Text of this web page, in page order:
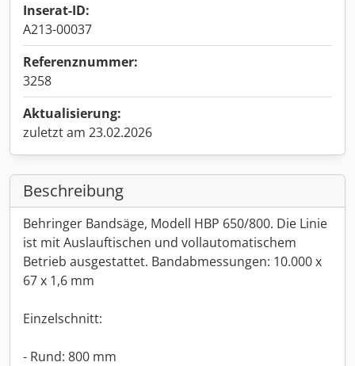
Inserat-ID:
A213-00037
Referenznummer:
3258
Aktualisierung:
zuletzt am 23.02.2026
Beschreibung
Behringer Bandsäge, Modell HBP 650/800. Die Linie
ist mit Auslauftischen und vollautomatischem
Betrieb ausgestattet. Bandabmessungen: 10.000 x
67 x 1,6 mm
Einzelschnitt:
- Rund: 800 mm